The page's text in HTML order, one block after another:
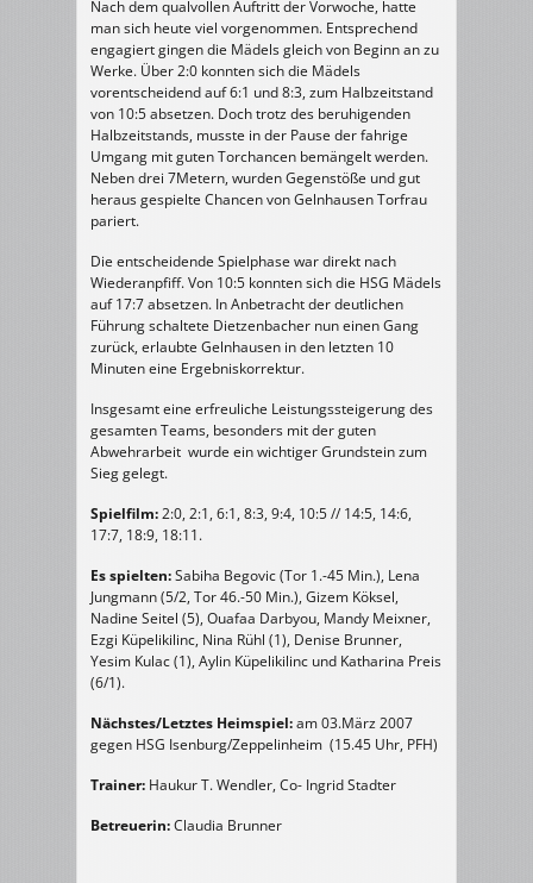
Nach dem qualvollen Auftritt der Vorwoche, hatte
man sich heute viel vorgenommen. Entsprechend
engagiert gingen die Mädels gleich von Beginn an zu
Werke. Über 2:0 konnten sich die Mädels
vorentscheidend auf 6:1 und 8:3, zum Halbzeitstand
von 10:5 absetzen. Doch trotz des beruhigenden
Halbzeitstands, musste in der Pause der fahrige
Umgang mit guten Torchancen bemängelt werden.
Neben drei 7Metern, wurden Gegenstöße und gut
heraus gespielte Chancen von Gelnhausen Torfrau
pariert.
Die entscheidende Spielphase war direkt nach
Wiederanpfiff. Von 10:5 konnten sich die HSG Mädels
auf 17:7 absetzen. In Anbetracht der deutlichen
Führung schaltete Dietzenbacher nun einen Gang
zurück, erlaubte Gelnhausen in den letzten 10
Minuten eine Ergebniskorrektur.
Insgesamt eine erfreuliche Leistungssteigerung des
gesamten Teams, besonders mit der guten
Abwehrarbeit wurde ein wichtiger Grundstein zum
Sieg gelegt.
Spielfilm:2:0, 2:1, 6:1, 8:3, 9:4, 10:5 // 14:5, 14:6,
17:7, 18:9, 18:11.
Es spielten:Sabiha Begovic (Tor 1.-45 Min.), Lena
Jungmann (5/2, Tor 46.-50 Min.), Gizem Köksel,
Nadine Seitel (5), Ouafaa Darbyou, Mandy Meixner,
Ezgi Küpelikilinc, Nina Rühl (1), Denise Brunner,
Yesim Kulac (1), Aylin Küpelikilinc und Katharina Preis
(6/1).
Nächstes/Letztes Heimspiel:am 03.März 2007
gegen HSG Isenburg/Zeppelinheim (15.45 Uhr, PFH)
Trainer: Haukur T. Wendler, Co- Ingrid Stadter
Betreuerin:Claudia Brunner